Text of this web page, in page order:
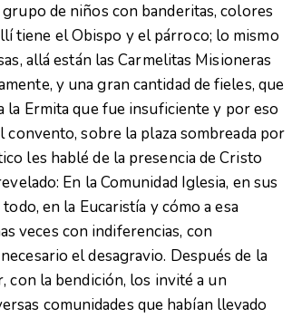
de niños con banderitas, colores
tiene el Obispo y el párroco; lo mismo
allá están las Carmelitas Misioneras
y una gran cantidad de fieles, que
la Ermita que fue insuficiente y por eso
sobre la plaza sombreada por
les hablé de la presencia de Cristo
En la Comunidad Iglesia, en sus
en la Eucaristía y cómo a esa
veces con indiferencias, con
el desagravio. Después de la
con la bendición, los invité a un
comunidades que habían llevado